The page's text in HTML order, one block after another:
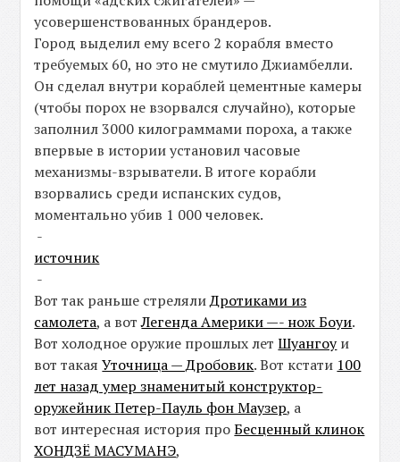
усовершенствованных брандеров.
Город выделил ему всего 2 корабля вместо
требуемых 60, но это не смутило Джиамбелли.
Он сделал внутри кораблей цементные камеры
(чтобы порох не взорвался случайно), которые
заполнил 3000 килограммами пороха, а также
впервые в истории установил часовые
механизмы-взрыватели. В итоге корабли
взорвались среди испанских судов,
моментально убив 1 000 человек.
-
источник
-
Вот так раньше стрелялиДротиками из
самолета, а вотЛегенда Америки —- нож Боуи.
Вот холодное оружие прошлых лет Шуангоуи
вот такаяУточница — Дробовик. Вот кстати 100
лет назад умер знаменитый конструктор-
оружейник Петер-Пауль фон Маузер, а
вот интересная история проБесценный клинок
ХОНДЗЁ МАСУМАНЭ,